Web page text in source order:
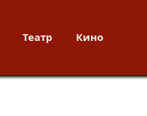
Театр Кино